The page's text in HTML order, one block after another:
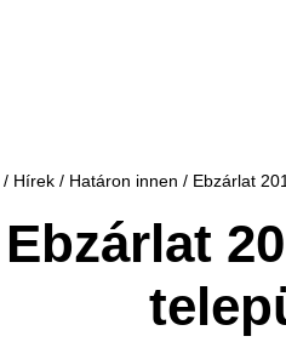
/ Hírek / Határon innen / Ebzárlat
Ebzárlat